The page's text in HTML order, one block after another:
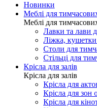
Новинки
Меблі для
Меблі для
Лавки та лави
Ліжка,
Столи для
Стільці для
Крісла для залів
Крісла для залів
Крісла для
Крісла для зон
Крісла для